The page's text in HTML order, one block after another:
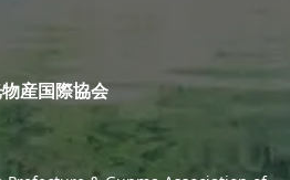
産国際協会